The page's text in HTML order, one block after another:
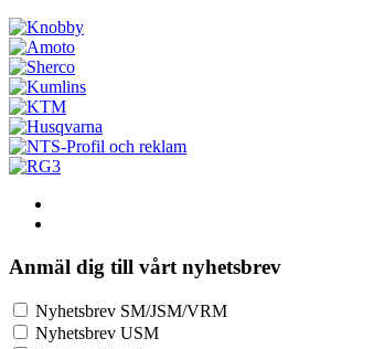
Anmäl dig till vårt nyhetsbrev
Nyhetsbrev SM/JSM/VRM
Nyhetsbrev USM